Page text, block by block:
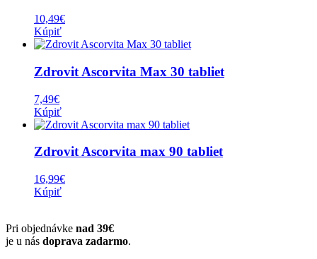
10,49€
Kúpiť
Zdrovit Ascorvita Max 30 tabliet
7,49€
Kúpiť
Zdrovit Ascorvita max 90 tabliet
16,99€
Kúpiť
Pri objednávke nad 39€
je u nás doprava zadarmo.